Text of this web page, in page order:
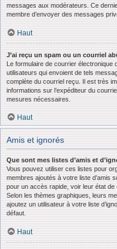
messages aux modérateurs. Ce
membre d’envoyer des messages
Haut
J’ai reçu un spam ou un courriel
Le formulaire de courrier
utilisateurs qui envoient de tels
complète du courriel reçu. Il est très
informations sur l’expéditeur du
mesures nécessaires.
Haut
Amis et ignorés
Que sont mes listes d’amis et
Vous pouvez utiliser ces listes pour
membres ajoutés à votre liste d’amis
pour un accès rapide, voir leur état
Selon les thèmes graphiques, leurs
ajoutez un utilisateur à votre liste
défaut.
Haut